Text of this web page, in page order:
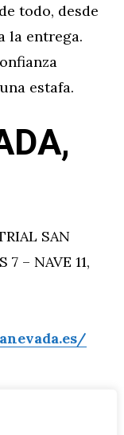
todo, desde
la entrega.
estafa.
SAN
– NAVE 11,